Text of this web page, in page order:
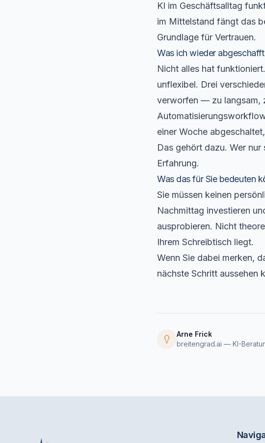
KI im Geschäftsalltag
im Mittelstand fängt das
Grundlage für Vertrauen.
Was ich wieder
Nicht alles hat
unflexibel. Drei
verworfen — zu langsam,
einer Woche
Das gehört dazu. Wer
Erfahrung.
Was das für Sie bedeuten
Sie müssen keinen
Nachmittag investieren
ausprobieren. Nicht
Ihrem Schreibtisch liegt.
Wenn Sie dabei merken,
nächste Schritt aussehen
Arne Frick
breitengrad.ai — KI-